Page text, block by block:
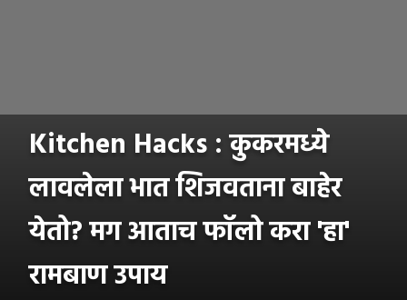
Kitchen Hacks : कुकरमध्ये
लावलेला भात शिजवताना बाहेर
येतो? मग आताच फॉलो करा 'हा'
रामबाण उपाय